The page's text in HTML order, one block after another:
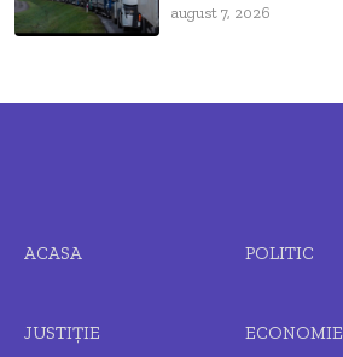
august 7, 2026
ACASA POLITIC
JUSTIȚIE ECONOMIE